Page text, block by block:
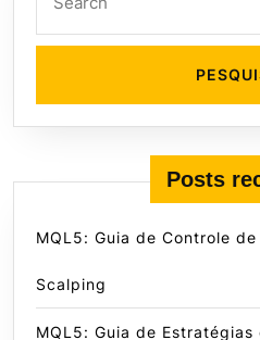
Posts
MQL5: Guia de Controle
Scalping
MQL5: Guia de Estratégias